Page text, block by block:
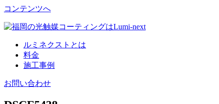
コンテンツへ
ルミネクストとは
料金
施工事例
お問い合わせ